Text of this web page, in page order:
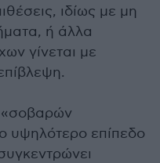
ιδίως με μη
ή άλλα
γίνεται με
«σοβαρών
υψηλότερο επίπεδο